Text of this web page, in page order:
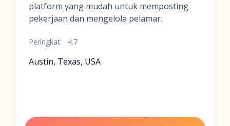
platform yang mudah untuk memposting
pekerjaan dan mengelola pelamar.
Peringkat: 4.7
Austin, Texas, USA